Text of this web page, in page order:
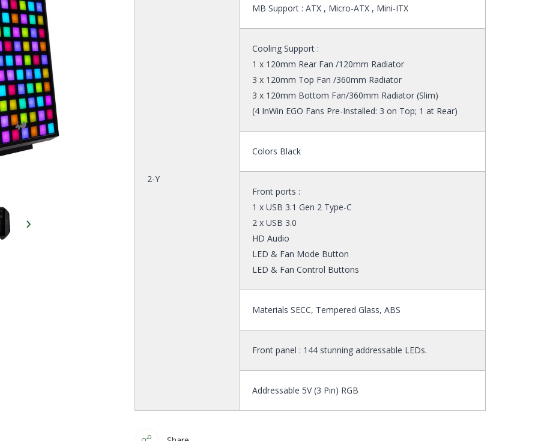
›
2-Y
MB Support : ATX , Micro-ATX , Mini-ITX
Cooling Support :
1 x 120mm Rear Fan /120mm Radiator
3 x 120mm Top Fan /360mm Radiator
3 x 120mm Bottom Fan/360mm Radiator (Slim)
(4 InWin EGO Fans Pre-Installed: 3 on Top; 1 at Rear)
Colors Black
Front ports :
1 x USB 3.1 Gen 2 Type-C
2 x USB 3.0
HD Audio
LED & Fan Mode Button
LED & Fan Control Buttons
Materials SECC, Tempered Glass, ABS
Front panel : 144 stunning addressable LEDs.
Addressable 5V (3 Pin) RGB